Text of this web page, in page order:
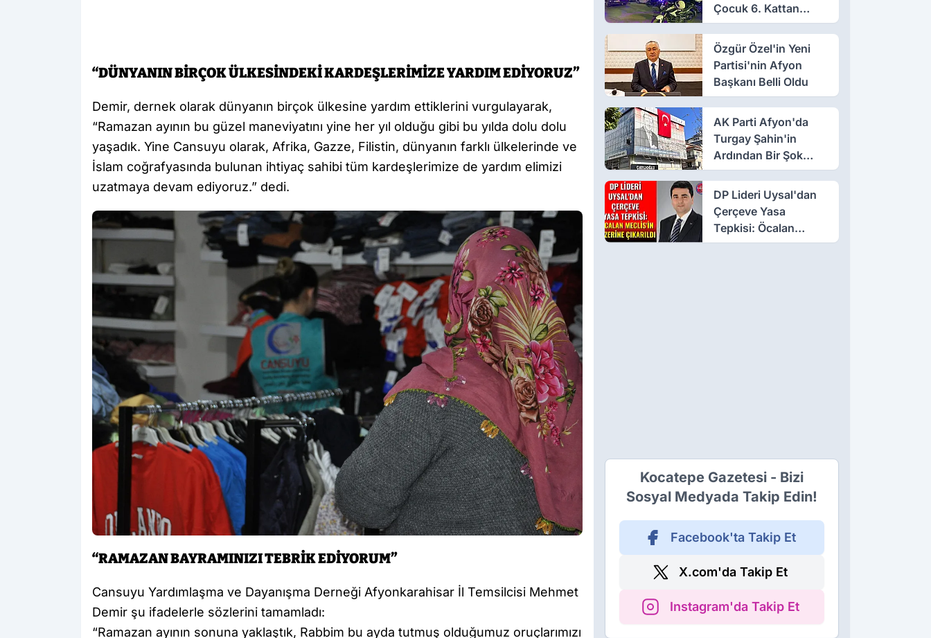
“DÜNYANIN BİRÇOK ÜLKESİNDEKİ KARDEŞLERİMİZE YARDIM EDİYORUZ”
Demir, dernek olarak dünyanın birçok ülkesine yardım ettiklerini vurgulayarak,
“Ramazan ayının bu güzel maneviyatını yine her yıl olduğu gibi bu yılda dolu dolu
yaşadık. Yine Cansuyu olarak, Afrika, Gazze, Filistin, dünyanın farklı ülkelerinde ve
İslam coğrafyasında bulunan ihtiyaç sahibi tüm kardeşlerimize de yardım elimizi
uzatmaya devam ediyoruz.” dedi.
“RAMAZAN BAYRAMINIZI TEBRİK EDİYORUM”
Cansuyu Yardımlaşma ve Dayanışma Derneği Afyonkarahisar İl Temsilcisi Mehmet
Demir şu ifadelerle sözlerini tamamladı:
“Ramazan ayının sonuna yaklaştık, Rabbim bu ayda tutmuş olduğumuz oruçlarımızı
Çocuk 6. Kattan
Düştü
Özgür Özel'in Yeni
Partisi'nin Afyon
Başkanı Belli Oldu
AK Parti Afyon'da
Turgay Şahin'in
Ardından Bir Şok
Daha!
DP Lideri Uysal'dan
Çerçeve Yasa
Tepkisi: Öcalan
Meclis'in Üzerine
Kocatepe Gazetesi - Bizi
Sosyal Medyada Takip Edin!
Facebook'ta Takip Et
X.com'da Takip Et
Instagram'da Takip Et